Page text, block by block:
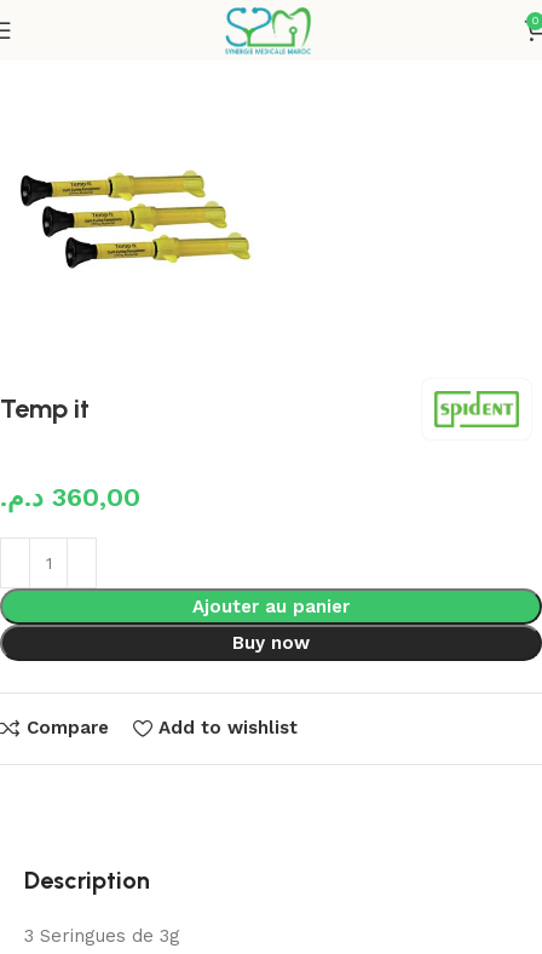
0
Temp it
360,00 د.م.
Ajouter au panier
Buy now
Compare Add to wishlist
Description
3 Seringues de 3g